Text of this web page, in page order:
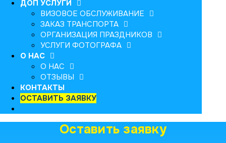
ДОП УСЛУГИ
ВИЗОВОЕ ОБСЛУЖИВАНИЕ
ЗАКАЗ ТРАНСПОРТА
ОРГАНИЗАЦИЯ ПРАЗДНИКОВ
УСЛУГИ ФОТОГРАФА
О НАС
О НАС
ОТЗЫВЫ
КОНТАКТЫ
ОСТАВИТЬ ЗАЯВКУ
Оставить заявку